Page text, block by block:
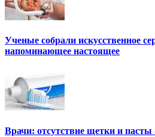
Ученые собрали искусственное
напоминающее настоящее
Врачи: отсутствие щетки и пасты